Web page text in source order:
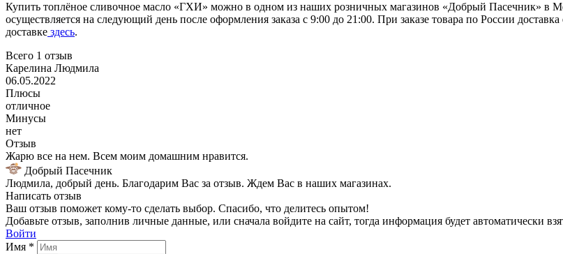
Купить топлёное сливочное масло «ГХИ» можно в одном из наших розничных магазинов «Добрый Пасечник» в
осуществляется на следующий день после оформления заказа с 9:00 до 21:00. При заказе товара по России
доставке здесь.
Всего 1 отзыв
Карелина Людмила
06.05.2022
Плюсы
отличное
Минусы
нет
Отзыв
Жарю все на нем. Всем моим домашним нравится.
Добрый Пасечник
Людмила, добрый день. Благодарим Вас за отзыв. Ждем Вас в наших магазинах.
Написать отзыв
Ваш отзыв поможет кому-то сделать выбор. Спасибо, что делитесь опытом!
Добавьте отзыв, заполнив личные данные, или сначала войдите на сайт, тогда информация будет автоматически
Войти
Имя *